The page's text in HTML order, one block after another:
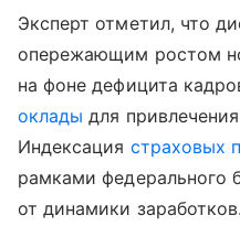
Эксперт отметил, что
опережающим ростом
на фоне дефицита
оклады для
Индексация страховых
рамками федерального
от динамики